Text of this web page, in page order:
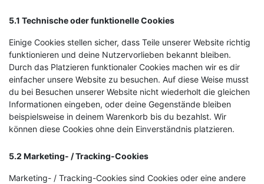
5.1 Technische oder funktionelle Cookies
Einige Cookies stellen sicher, dass Teile unserer Website richtig
funktionieren und deine Nutzervorlieben bekannt bleiben.
Durch das Platzieren funktionaler Cookies machen wir es dir
einfacher unsere Website zu besuchen. Auf diese Weise musst
du bei Besuchen unserer Website nicht wiederholt die gleichen
Informationen eingeben, oder deine Gegenstände bleiben
beispielsweise in deinem Warenkorb bis du bezahlst. Wir
können diese Cookies ohne dein Einverständnis platzieren.
5.2 Marketing- / Tracking-Cookies
Marketing- / Tracking-Cookies sind Cookies oder eine andere